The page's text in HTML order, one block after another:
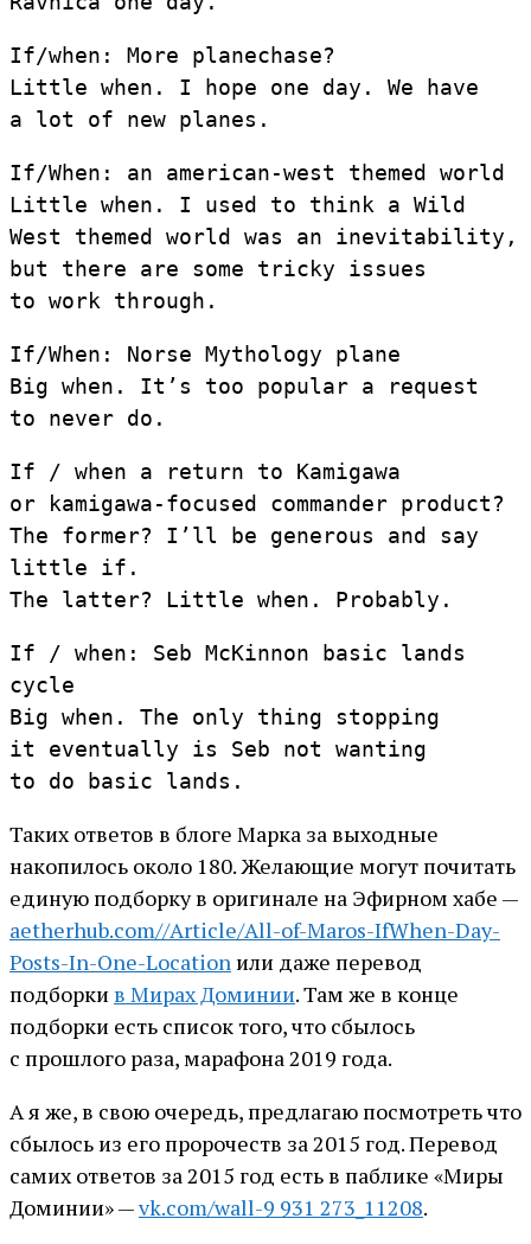
If/when: More planechase?
Little when. I hope one day. We have
a lot of new planes.
If/When: an american-west themed world
Little when. I used to think a Wild
West themed world was an inevitability,
but there are some tricky issues
to work through.
If/When: Norse Mythology plane
Big when. It’s too popular a request
to never do.
If / when a return to Kamigawa
or kamigawa-focused commander product?
The former? I’ll be generous and say
little if.
The latter? Little when. Probably.
If / when: Seb McKinnon basic lands
cycle
Big when. The only thing stopping
it eventually is Seb not wanting
to do basic lands.
Таких ответов в блоге Марка за выходные
накопилось около 180. Желающие могут почитать
единую подборку в оригинале на Эфирном хабе —
aetherhub.com//Article/All-of-Maros-IfWhen-Day-
Posts-In-One-Locationили даже перевод
подборки в Мирах Доминии. Там же в конце
подборки есть список того, что сбылось
с прошлого раза, марафона 2019 года.
А я же, в свою очередь, предлагаю посмотреть что
сбылось из его пророчеств за 2015 год. Перевод
самих ответов за 2015 год есть в паблике «Миры
Доминии» —vk.com/wall-9 931 273_11208.